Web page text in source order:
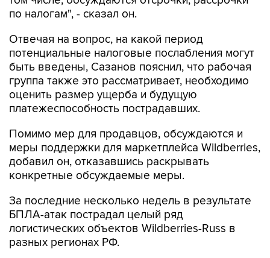
по налогам", - сказал он.
Отвечая на вопрос, на какой период
потенциальные налоговые послабления могут
быть введены, Сазанов пояснил, что рабочая
группа также это рассматривает, необходимо
оценить размер ущерба и будущую
платежеспособность пострадавших.
Помимо мер для продавцов, обсуждаются и
меры поддержки для маркетплейса Wildberries,
добавил он, отказавшись раскрывать
конкретные обсуждаемые меры.
За последние несколько недель в результате
БПЛА-атак пострадал целый ряд
логистических объектов Wildberries-Russ в
разных регионах РФ.